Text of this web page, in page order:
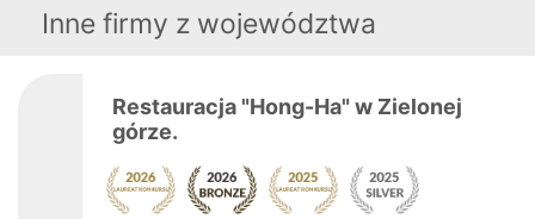
Inne firmy z województwa
Restauracja "Hong-Ha" w Zielonej
górze.